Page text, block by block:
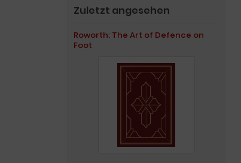
Zuletzt angesehen
Roworth: The Art of Defence on
Foot